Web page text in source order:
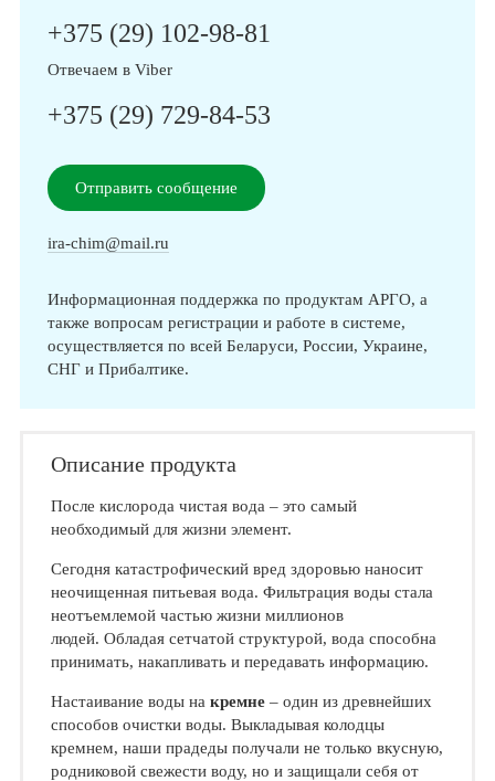
+375 (29) 102-98-81
Отвечаем в Viber
+375 (29) 729-84-53
Отправить сообщение
ira-chim@mail.ru
Информационная поддержка по продуктам АРГО, а
также вопросам регистрации и работе в системе,
осуществляется по всей Беларуси, России, Украине,
СНГ и Прибалтике.
Описание продукта
После кислорода чистая вода – это самый
необходимый для жизни элемент.
Сегодня катастрофический вред здоровью наносит
неочищенная питьевая вода. Фильтрация воды стала
неотъемлемой частью жизни миллионов
людей. Обладая сетчатой структурой, вода способна
принимать, накапливать и передавать информацию.
Настаивание воды на кремне– один из древнейших
способов очистки воды. Выкладывая колодцы
кремнем, наши прадеды получали не только вкусную,
родниковой свежести воду, но и защищали себя от